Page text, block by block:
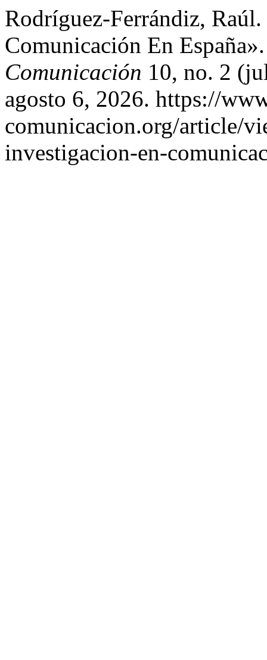
Rodríguez-Ferrándiz,
Comunicación En
Comunicación 10, no. 2
agosto 6, 2026. https://
comunicacion.org/article/
investigacion-en-